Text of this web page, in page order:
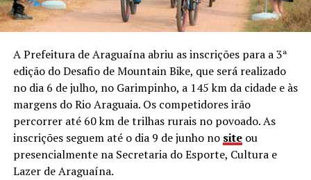
A Prefeitura de Araguaína abriu as inscrições para a 3ª
edição do Desafio de Mountain Bike, que será realizado
no dia 6 de julho, no Garimpinho, a 145 km da cidade e às
margens do Rio Araguaia. Os competidores irão
percorrer até 60 km de trilhas rurais no povoado. As
inscrições seguem até o dia 9 de junho no site ou
presencialmente na Secretaria do Esporte, Cultura e
Lazer de Araguaína.